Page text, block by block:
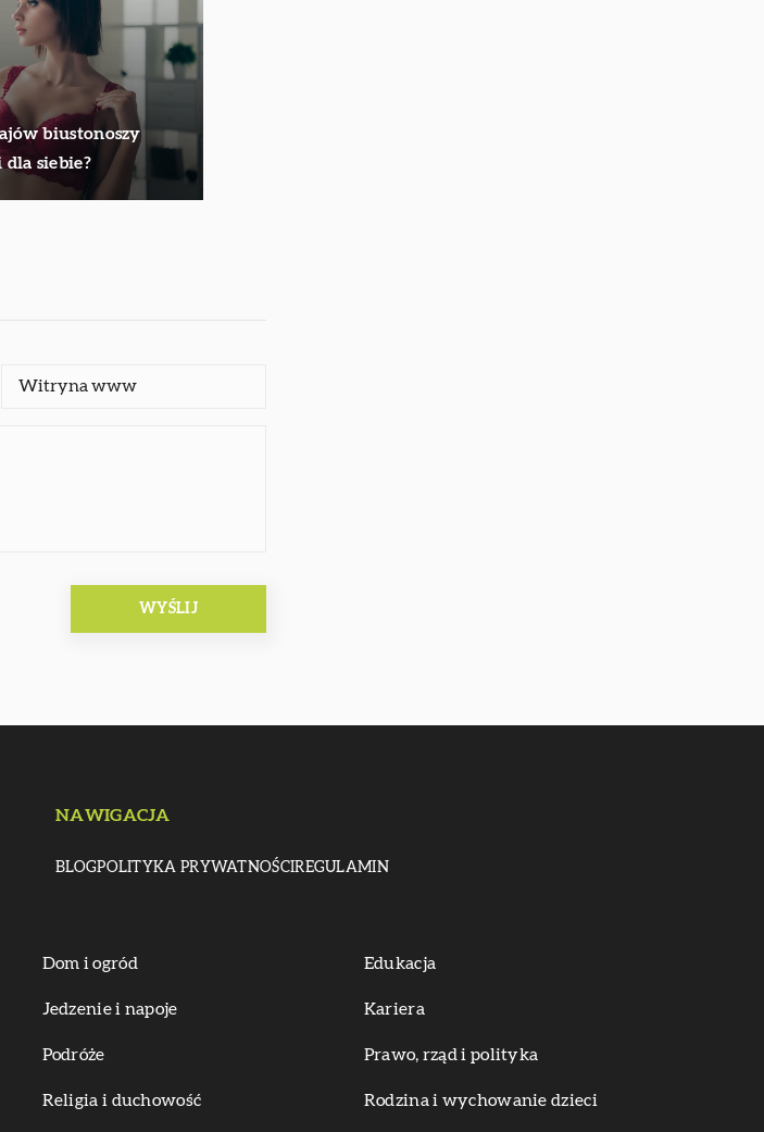
biustonoszy
siebie?
NAWIGACJA
BLOGPOLITYKA PRYWATNOŚCIREGULAMIN
Dom i ogród Edukacja
Jedzenie i napoje Kariera
Podróże Prawo, rząd i polityka
Religia i duchowość Rodzina i wychowanie dzieci